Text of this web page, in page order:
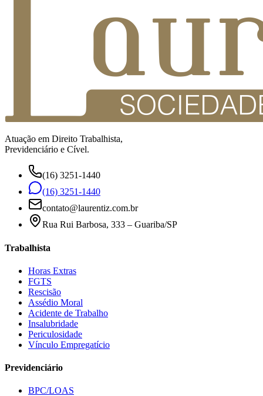
Atuação em Direito Trabalhista,
Previdenciário e Cível.
(16) 3251-1440
(16) 3251-1440
contato@laurentiz.com.br
Rua Rui Barbosa, 333 – Guariba/SP
Trabalhista
Horas Extras
FGTS
Rescisão
Assédio Moral
Acidente de Trabalho
Insalubridade
Periculosidade
Vínculo Empregatício
Previdenciário
BPC/LOAS